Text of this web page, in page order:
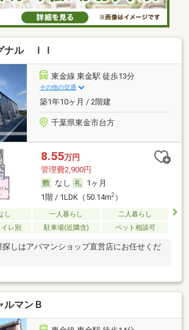
ナル ＩＩ
東金線 東金駅 徒歩13分
その他の交通
築1年10ヶ月 / 2階建
千葉県東金市台方
8.55万円
管理費2,900円
なし
1ヶ月
1階 / 1LDK（50.14m2）
し 一人暮らし
二人暮らし
レ別
駐車場(近隣含) ペット相談可
しはアパマンショップ直営店にお任せくだ
ルマンＢ